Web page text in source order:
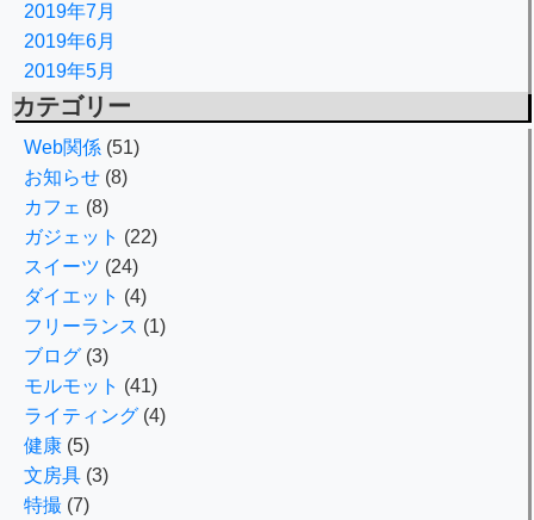
2019年7月
2019年6月
2019年5月
カテゴリー
Web関係 (51)
お知らせ (8)
カフェ (8)
ガジェット (22)
スイーツ (24)
ダイエット (4)
フリーランス (1)
ブログ (3)
モルモット (41)
ライティング (4)
健康 (5)
文房具 (3)
特撮 (7)